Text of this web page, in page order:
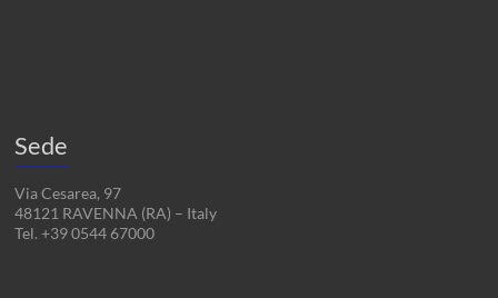
Sede
Via Cesarea, 97
48121 RAVENNA (RA) – Italy
Tel. +39 0544 67000